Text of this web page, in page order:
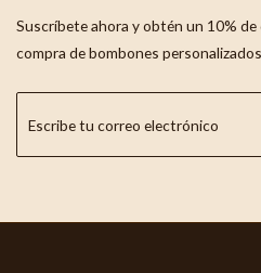
Suscríbete ahora y obtén un 10%
compra de bombones